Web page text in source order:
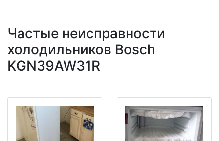
Частые неисправности
холодильников Bosch
KGN39AW31R